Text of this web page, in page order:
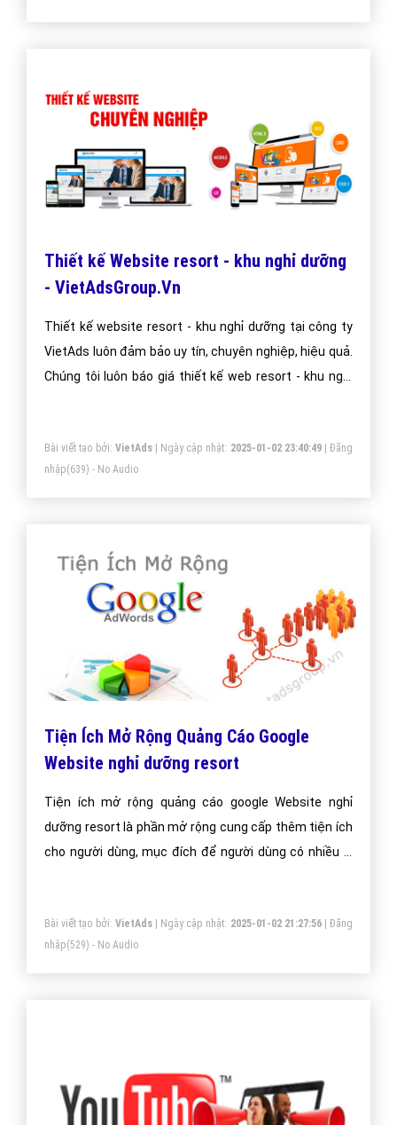
Thiết kế Website resort - khu nghỉ dưỡng
- VietAdsGroup.Vn
Thiết kế website resort - khu nghỉ dưỡng tại công ty
VietAds luôn đảm bảo uy tín, chuyên nghiệp, hiệu quả.
Chúng tôi luôn báo giá thiết kế web resort - khu nghỉ
Bài viết tạo bởi: VietAds| Ngày cập nhật: 2025-01-02 23:40:49|Đăng
nhập(639) - No Audio
Tiện Ích Mở Rộng Quảng Cáo Google
Website nghỉ dưỡng resort
Tiện ích mở rộng quảng cáo google Website nghỉ
dưỡng resort là phần mở rộng cung cấp thêm tiện ích
cho người dùng, mục đích để người dùng có nhiều lý
Bài viết tạo bởi: VietAds| Ngày cập nhật: 2025-01-02 21:27:56|Đăng
nhập(529) - No Audio